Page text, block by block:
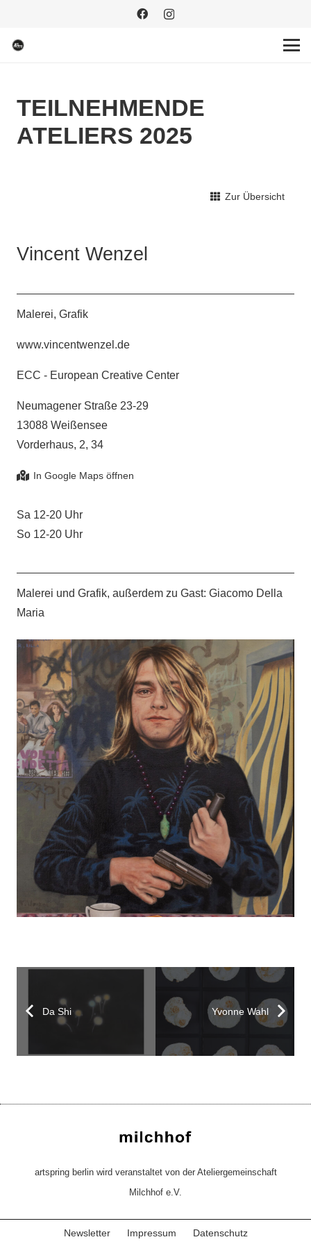
TEILNEHMENDE
ATELIERS 2025
Zur Übersicht
Vincent Wenzel
Malerei, Grafik
www.vincentwenzel.de
ECC - European Creative Center
Neumagener Straße 23-29
13088 Weißensee
Vorderhaus, 2, 34
Sa 12-20 Uhr
So 12-20 Uhr
Malerei und Grafik, außerdem zu Gast: Giacomo Della
Maria
Da Shi Yvonne Wahl
artspring berlin wird veranstaltet von der Ateliergemeinschaft
Milchhof e.V.
Newsletter Impressum Datenschutz